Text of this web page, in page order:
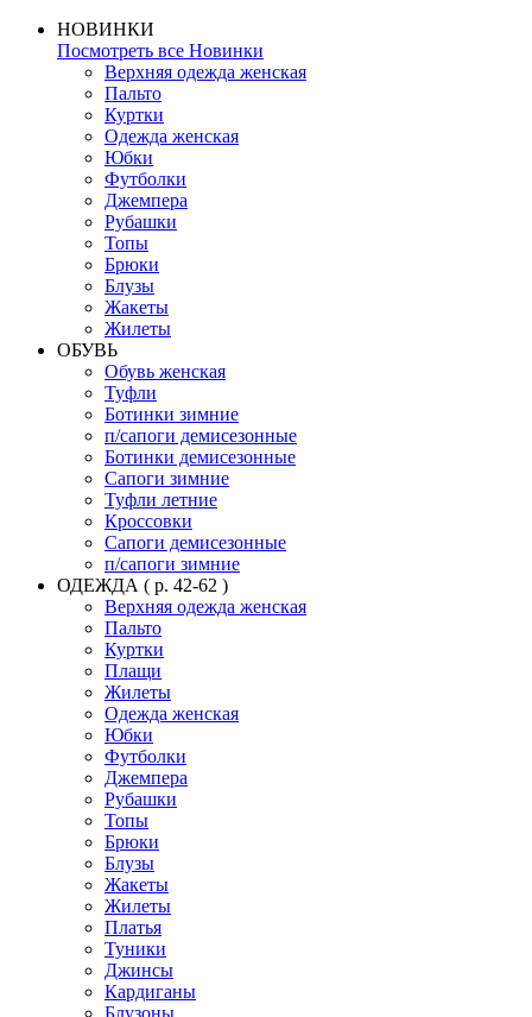
НОВИНКИ
Посмотреть все Новинки
Верхняя одежда женская
Пальто
Куртки
Одежда женская
Юбки
Футболки
Джемпера
Рубашки
Топы
Брюки
Блузы
Жакеты
Жилеты
ОБУВЬ
Обувь женская
Туфли
Ботинки зимние
п/сапоги демисезонные
Ботинки демисезонные
Сапоги зимние
Туфли летние
Кроссовки
Сапоги демисезонные
п/сапоги зимние
ОДЕЖДА ( р. 42-62 )
Верхняя одежда женская
Пальто
Куртки
Плащи
Жилеты
Одежда женская
Юбки
Футболки
Джемпера
Рубашки
Топы
Брюки
Блузы
Жакеты
Жилеты
Платья
Туники
Джинсы
Кардиганы
Блузоны